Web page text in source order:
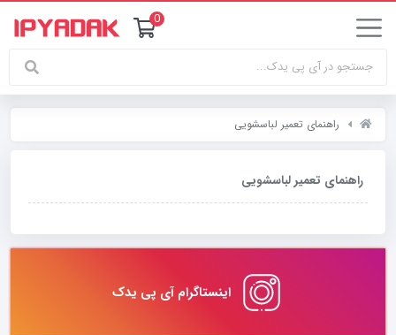
0
راهنمای تعمیر لباسشویی
راهنمای تعمیر لباسشویی
اینستاگرام آی پی یدک